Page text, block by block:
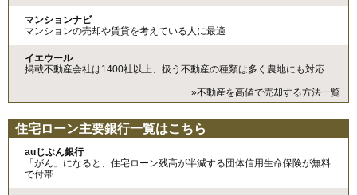
マンションナビ
マンションの売却や賃貸を考えている人に最適
イエウール
掲載不動産会社は1400社以上、扱う不動産の種類は多く農地にも対応
»不動産を高値で売却する方法一覧
住宅ローン主要銀行一覧はこちら
auじぶん銀行
「がん」になると、住宅ローン残高が半減する団体信用生命保険が無料
で付帯